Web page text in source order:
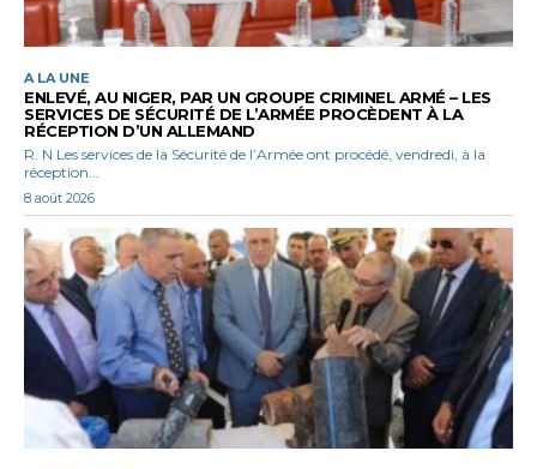
A LA UNE
ENLEVÉ, AU NIGER, PAR UN GROUPE CRIMINEL ARMÉ – LES
SERVICES DE SÉCURITÉ DE L’ARMÉE PROCÈDENT À LA
RÉCEPTION D’UN ALLEMAND
R. N Les services de la Sécurité de l’Armée ont procédé, vendredi, à la
réception...
8 août 2026